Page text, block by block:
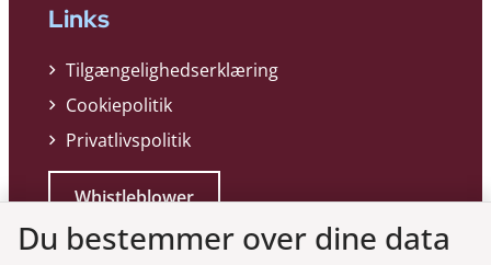
Links
Tilgængelighedserklæring
Cookiepolitik
Privatlivspolitik
Whistleblower
Du bestemmer over dine data